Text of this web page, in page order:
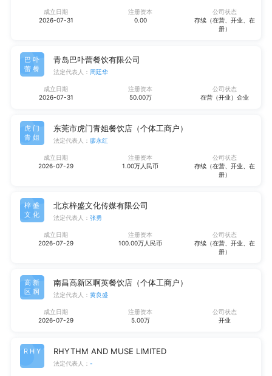
成立日期
2026-07-31
注册资本
0.00
公司状态
存续（在营、开业、在
册）
巴卟
蕾餐
青岛巴卟蕾餐饮有限公司
法定代表人： 周廷华
成立日期
2026-07-31
注册资本
50.00万
公司状态
在营（开业）企业
虎门
青姐
东莞市虎门青姐餐饮店（个体工商户）
法定代表人： 廖永红
成立日期
2026-07-29
注册资本
1.00万人民币
公司状态
存续（在营、开业、在
册）
梓盛
文化
北京梓盛文化传媒有限公司
法定代表人： 张勇
成立日期
2026-07-29
注册资本
100.00万人民币
公司状态
存续（在营、开业、在
册）
高新
区啊
南昌高新区啊英餐饮店（个体工商户）
法定代表人： 黄良盛
成立日期
2026-07-29
注册资本
5.00万
公司状态
开业
RHYT RHYTHM AND MUSE LIMITED
法定代表人： -